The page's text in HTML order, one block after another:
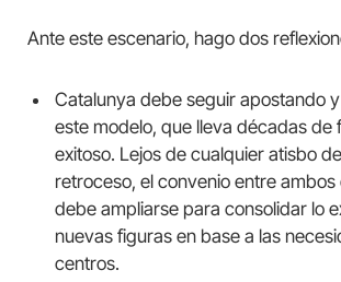
Ante este escenario, hago dos
Catalunya debe seguir apostando
este modelo, que lleva décadas de
exitoso. Lejos de cualquier atisbo
retroceso, el convenio entre
debe ampliarse para consolidar lo
nuevas figuras en base a las
centros.